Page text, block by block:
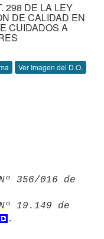
298 DE LA LEY
DE CALIDAD EN
CUIDADOS A
Ver Imagen del D.O.
356/016 de
19.149 de